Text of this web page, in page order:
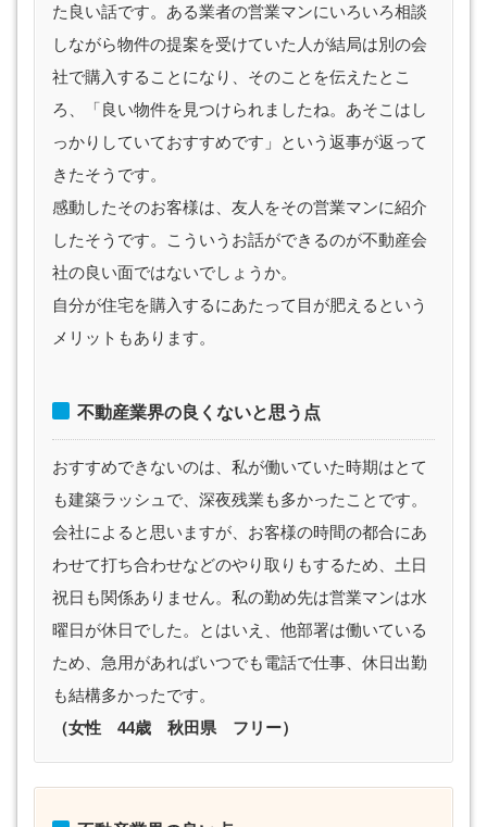
た良い話です。ある業者の営業マンにいろいろ相談
しながら物件の提案を受けていた人が結局は別の会
社で購入することになり、そのことを伝えたとこ
ろ、「良い物件を見つけられましたね。あそこはし
っかりしていておすすめです」という返事が返って
きたそうです。
感動したそのお客様は、友人をその営業マンに紹介
したそうです。こういうお話ができるのが不動産会
社の良い面ではないでしょうか。
自分が住宅を購入するにあたって目が肥えるという
メリットもあります。
不動産業界の良くないと思う点
おすすめできないのは、私が働いていた時期はとて
も建築ラッシュで、深夜残業も多かったことです。
会社によると思いますが、お客様の時間の都合にあ
わせて打ち合わせなどのやり取りもするため、土日
祝日も関係ありません。私の勤め先は営業マンは水
曜日が休日でした。とはいえ、他部署は働いている
ため、急用があればいつでも電話で仕事、休日出勤
も結構多かったです。
（女性 44歳 秋田県 フリー）